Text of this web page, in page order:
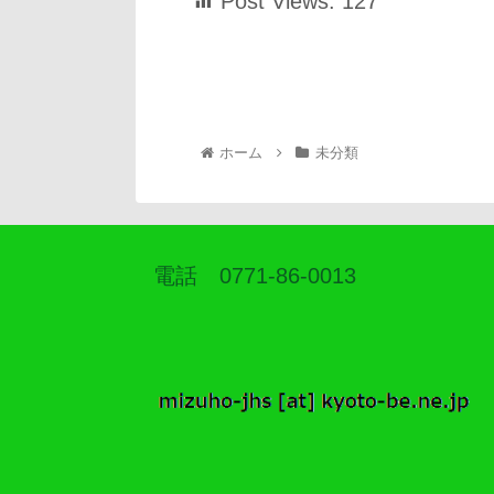
ホーム 未分類
電話 0771-86-0013